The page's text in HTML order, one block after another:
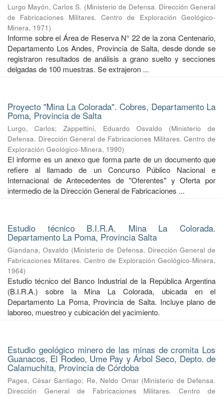
Lurgo Mayón, Carlos S. (Ministerio de Defensa. Dirección General
de Fabricaciones Militares. Centro de Exploración Geológico-
Minera, 1971)
Informe sobre el Área de Reserva N° 22 de la zona Centenario,
Departamento Los Andes, Provincia de Salta, desde donde se
registraron resultados de análisis a grano suelto y secciones
delgadas de 100 muestras. Se extrajeron ...
Proyecto "Mina La Colorada". Cobres, Departamento La
Poma, Provincia de Salta
Lurgo, Carlos;Zappettini, Eduardo Osvaldo (Ministerio de
Defensa. Dirección General de Fabricaciones Militares. Centro de
Exploración Geológico-Minera, 1990)
El informe es un anexo que forma parte de un documento que
refiere al llamado de un Concurso Público Nacional e
Internacional de Antecedentes de "Oferentes" y Oferta por
intermedio de la Dirección General de Fabricaciones ...
Estudio técnico B.I.R.A. Mina La Colorada.
Departamento La Poma, Provincia Salta
Giandana, Osvaldo (Ministerio de Defensa. Dirección General de
Fabricaciones Militares. Centro de Exploración Geológico-Minera,
1964)
Estudio técnico del Banco Industrial de la República Argentina
(B.I.R.A.) sobre la Mina La Colorada, ubicada en el
Departamento La Poma, Provincia de Salta. Incluye plano de
laboreo, muestreo y cubicación del yacimiento.
Estudio geológico minero de las minas de cromita Los
Guanacos, El Rodeo, Ume Pay y Árbol Seco, Depto. de
Calamuchita, Provincia de Córdoba
Pages, César Santiago; Re, Neldo Omar (Ministerio de Defensa.
Dirección General de Fabricaciones Militares. Centro de